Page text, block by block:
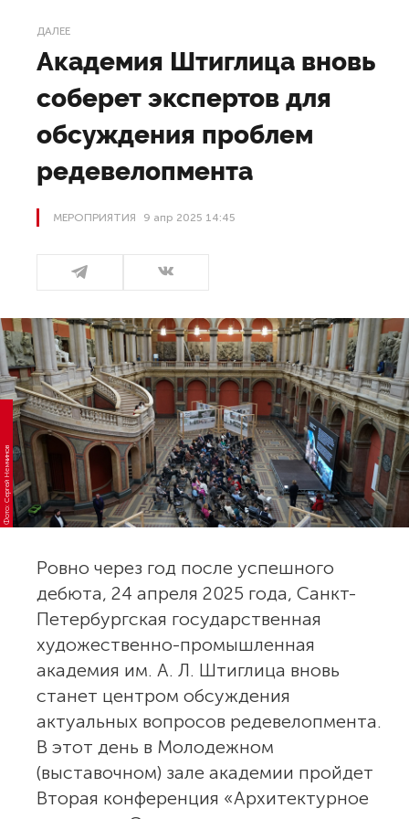
ДАЛЕЕ
Академия Штиглица вновь
соберет экспертов для
обсуждения проблем
редевелопмента
МЕРОПРИЯТИЯ 9 апр 2025 14:45
Фото: Сергей Немчинов
Ровно через год после успешного
дебюта, 24 апреля 2025 года, Санкт-
Петербургская государственная
художественно-промышленная
академия им. А. Л. Штиглица вновь
станет центром обсуждения
актуальных вопросов редевелопмента.
В этот день в Молодежном
(выставочном) зале академии пройдет
Вторая конференция «Архитектурное